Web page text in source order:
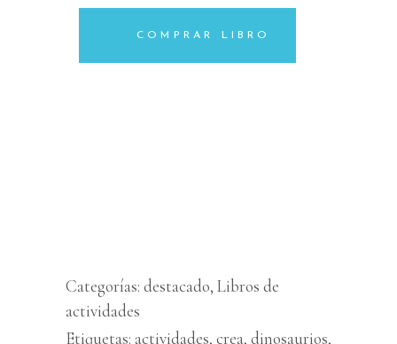
COMPRAR LIBRO
Categorías: destacado, Libros de
actividades
Etiquetas: actividades, crea, dinosaurios,